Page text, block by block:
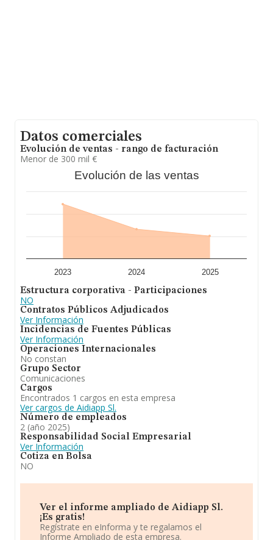
Datos comerciales
Evolución de ventas - rango de facturación
Menor de 300 mil €
Evolución de las ventas
2023 2024 2025
Estructura corporativa - Participaciones
NO
Contratos Públicos Adjudicados
Ver Información
Incidencias de Fuentes Públicas
Ver Información
Operaciones Internacionales
No constan
Grupo Sector
Comunicaciones
Cargos
Encontrados 1 cargos en esta empresa
Ver cargos de Aidiapp Sl.
Número de empleados
2 (año 2025)
Responsabilidad Social Empresarial
Ver Información
Cotiza en Bolsa
NO
Ver el informe ampliado de Aidiapp Sl.
¡Es gratis!
Regístrate en eInforma y te regalamos el
Informe Ampliado de esta empresa.